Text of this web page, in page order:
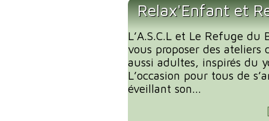
Relax'Enfant et
L’A.S.C.L et Le Refuge
vous proposer des
aussi adultes, inspirés du
L’occasion pour tous de
éveillant son...